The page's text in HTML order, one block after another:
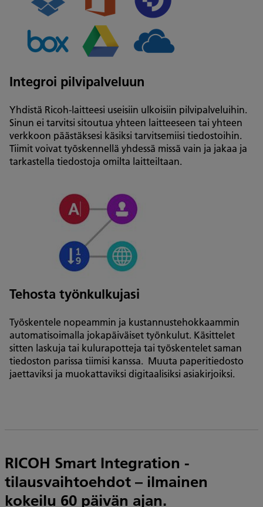
Integroi pilvipalveluun
Yhdistä Ricoh-laitteesi useisiin ulkoisiin pilvipalveluihin.
Sinun ei tarvitsi sitoutua yhteen laitteeseen tai yhteen
verkkoon päästäksesi käsiksi tarvitsemiisi tiedostoihin.
Tiimit voivat työskennellä yhdessä missä vain ja jakaa ja
tarkastella tiedostoja omilta laitteiltaan.
Tehosta työnkulkujasi
Työskentele nopeammin ja kustannustehokkaammin
automatisoimalla jokapäiväiset työnkulut. Käsittelet
sitten laskuja tai kulurapotteja tai työskentelet saman
tiedoston parissa tiimisi kanssa. Muuta paperitiedosto
jaettaviksi ja muokattaviksi digitaalisiksi asiakirjoiksi.
RICOH Smart Integration -
tilausvaihtoehdot – ilmainen
kokeilu 60 päivän ajan.